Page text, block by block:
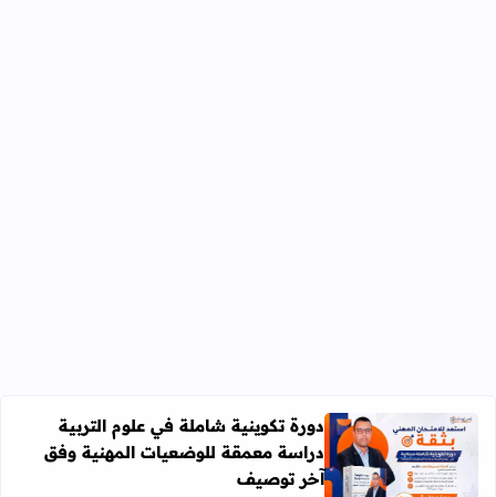
اقرأ المزيد عن دورة تكوينية شاملة في علوم التربية
دورة تكوينية شاملة في علوم التربية
دراسة معمقة للوضعيات المهنية وفق
آخر توصيف